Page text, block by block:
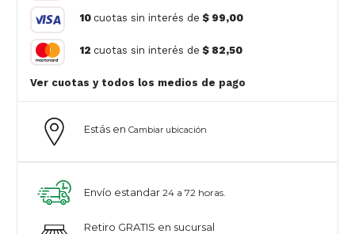
Estás en Cambiar ubicación
Envío estandar 24 a 72 horas.
Retiro GRATIS en sucursal
10 cuotas sin interés de $ 99,00
12 cuotas sin interés de $ 82,50
Ver cuotas y todos los medios de pago